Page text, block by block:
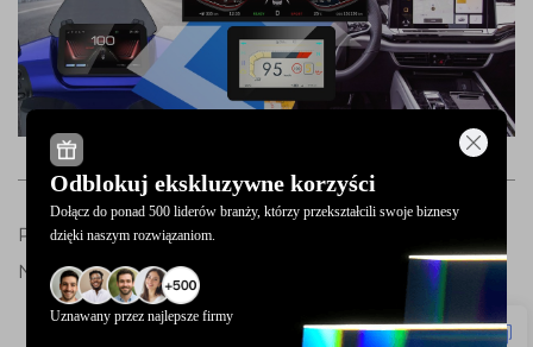
Poprzedni:Urządzenie LoT & PDA/POS
Następny :Inteligentne Urządzenie Noszone
Wszystkie
Odblokuj ekskluzywne korzyści
Dołącz do ponad 500 liderów branży, którzy przekształcili swoje biznesy
dzięki naszym rozwiązaniom.
Uznawany przez najlepsze firmy